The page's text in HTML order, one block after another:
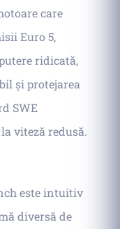
care
Euro 5,
ridicată,
și protejarea
SWE
viteză redusă.
este intuitiv
diversă de